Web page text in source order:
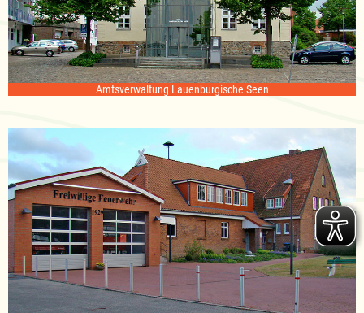
Amtsverwaltung Lauenburgische Seen